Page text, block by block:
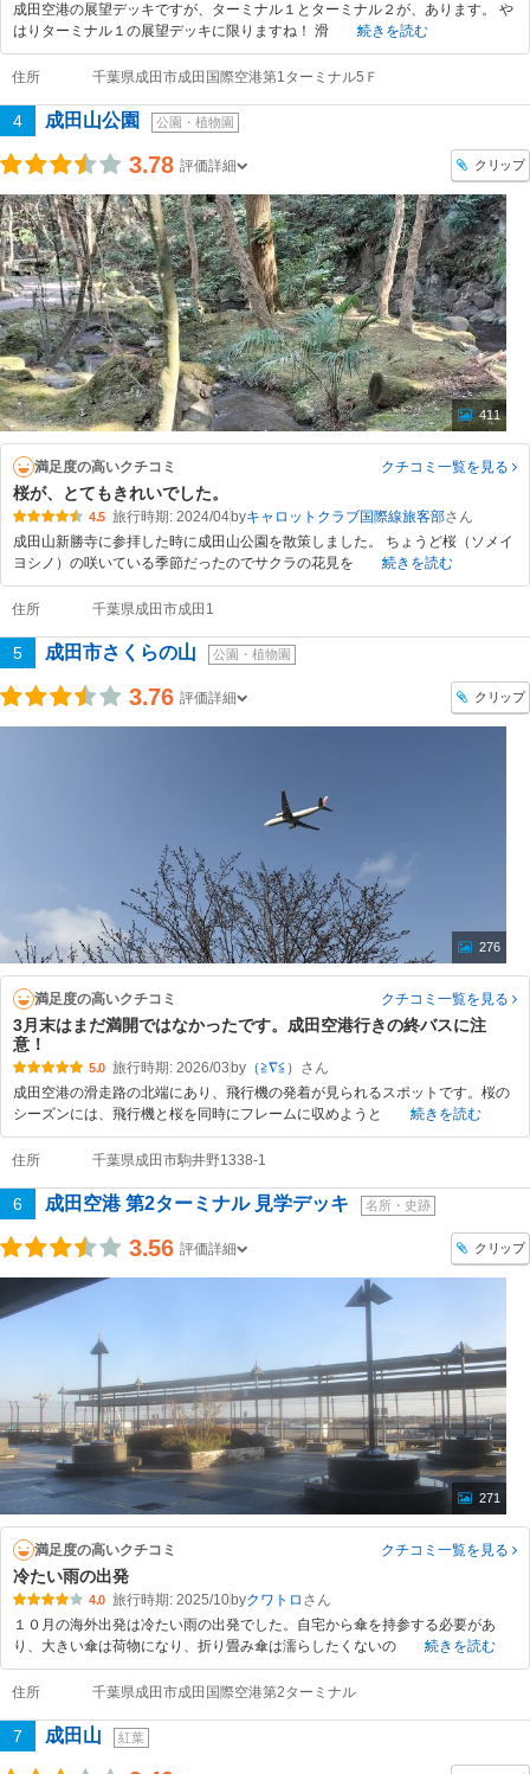
成田空港の展望デッキですが、ターミナル１とターミナル２が、あります。 や
はりターミナル１の展望デッキに限りますね！ 滑
続きを読む
住所 千葉県成田市成田国際空港第1ターミナル5Ｆ
4 成田山公園 公園・植物園
3.78 評価詳細 クリップ
411
満足度の高いクチコミ クチコミ一覧を見る
桜が、とてもきれいでした。
4.5 旅行時期: 2024/04byキャロットクラブ国際線旅客部
成田山新勝寺に参拝した時に成田山公園を散策しました。 ちょうど桜（ソメイ
ヨシノ）の咲いている季節だったのでサクラの花見を
続きを読む
住所 千葉県成田市成田1
5 成田市さくらの山 公園・植物園
3.76 評価詳細 クリップ
276
満足度の高いクチコミ クチコミ一覧を見る
3月末はまだ満開ではなかったです。成田空港行きの終バスに注
意！
5.0 旅行時期: 2026/03 by（≧∇≦）
成田空港の滑走路の北端にあり、飛行機の発着が見られるスポットです。桜の
シーズンには、飛行機と桜を同時にフレームに収めようと
続きを読む
住所 千葉県成田市駒井野1338-1
6 成田空港 第2ターミナル 見学デッキ 名所・史跡
3.56 評価詳細 クリップ
271
満足度の高いクチコミ クチコミ一覧を見る
冷たい雨の出発
4.0 旅行時期: 2025/10byクワトロ
１０月の海外出発は冷たい雨の出発でした。自宅から傘を持参する必要があ
り、大きい傘は荷物になり、折り畳み傘は濡らしたくないの
続きを読む
住所 千葉県成田市成田国際空港第2ターミナル
7 成田山 紅葉